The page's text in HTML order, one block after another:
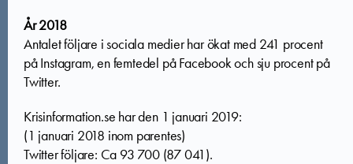
År 2018
Antalet följare i sociala medier har ökat med 241 procent
på Instagram, en femtedel på Facebook och sju procent på
Twitter.
Krisinformation.se har den 1 januari 2019:
(1 januari 2018 inom parentes)
Twitter följare: Ca 93 700 (87 041).